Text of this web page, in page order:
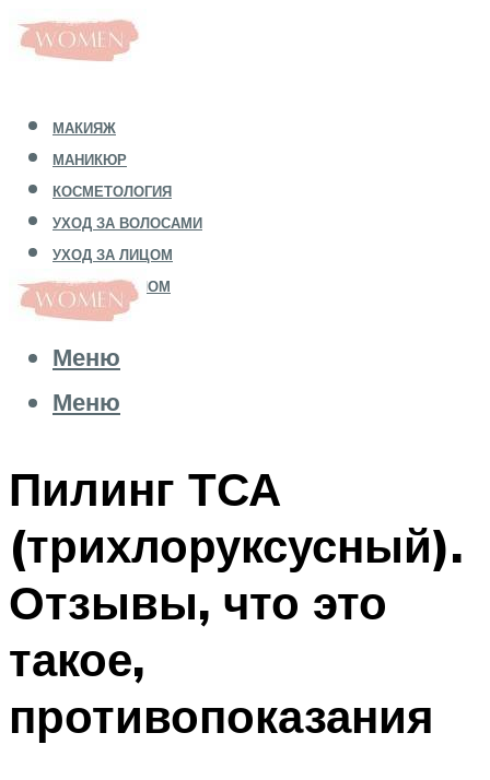
МАКИЯЖ
МАНИКЮР
КОСМЕТОЛОГИЯ
УХОД ЗА ВОЛОСАМИ
УХОД ЗА ЛИЦОМ
УХОД ЗА ТЕЛОМ
Меню
Меню
Пилинг ТСА
(трихлоруксусный).
Отзывы, что это
такое,
противопоказания